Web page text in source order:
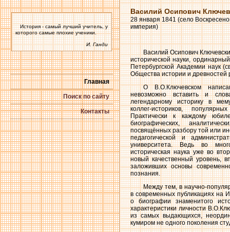
История - самый лучший учитель, у
которого самые плохие ученики.
И. Ганди
Главная
Поиск по сайту
Контакты
Василий Осипович
28 января 1841 (село
империя)
Василий Осипович
исторической науки,
Петербургской Академии наук
Общества истории и древностей
О В.О.Ключевском
невозможно вставить и
легендарному историку в
коллег-историков,
Практически к каждому
биографических,
посвящённых разбору той или
педагогической и
университета. Ведь во
историческая наука уже во
новый качественный уровень,
заложивших основы
познания.
Между тем, в научно-
в современных публикациях на
о биографии знаменитого
характеристики личности
из самых выдающихся,
кумиром не одного поколения